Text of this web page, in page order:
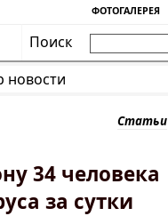
ФОТОГАЛЕРЕЯ
Поиск
новости
Статьи
34 человека
за сутки